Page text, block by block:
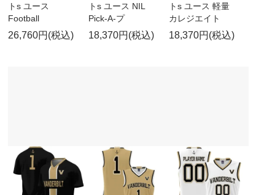
トs ユース
Football
26,760円(税込)
トs ユース NIL
Pick-A-プ
18,370円(税込)
トs ユース 軽量
カレジエイト
18,370円(税込)